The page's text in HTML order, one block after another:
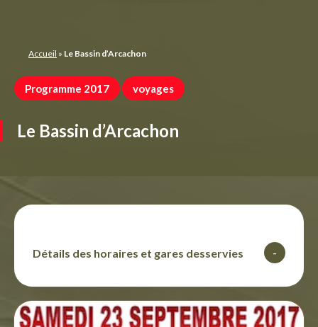
Accueil » Le Bassin d’Arcachon
Programme 2017 voyages
Le Bassin d’Arcachon
Détails des horaires et gares desservies -